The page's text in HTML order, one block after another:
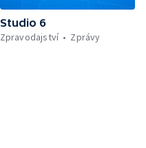
Studio 6
Zpravodajství
Zprávy